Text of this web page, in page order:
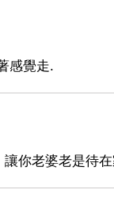
感覺走.
你老婆老是待